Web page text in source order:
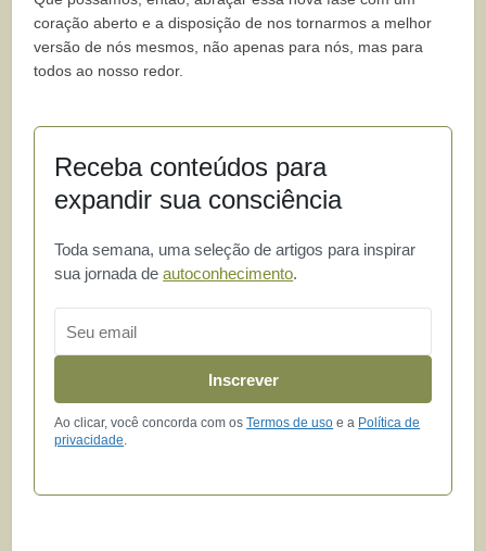
coração aberto e a disposição de nos tornarmos a melhor
versão de nós mesmos, não apenas para nós, mas para
todos ao nosso redor.
Receba conteúdos para
expandir sua consciência
Toda semana, uma seleção de artigos para inspirar
sua jornada deautoconhecimento.
Inscrever
Ao clicar, você concorda com osTermos de uso e a Política de
privacidade.